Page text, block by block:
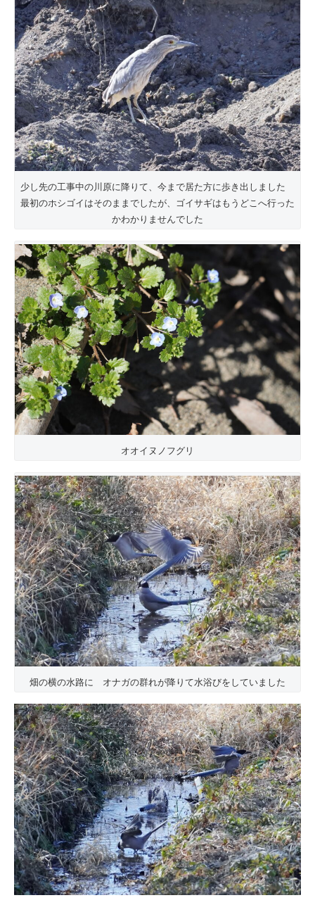
少し先の工事中の川原に降りて、今まで居た方に歩き出しました
最初のホシゴイはそのままでしたが、ゴイサギはもうどこへ行った
かわかりませんでした
オオイヌノフグリ
畑の横の水路に オナガの群れが降りて水浴びをしていました